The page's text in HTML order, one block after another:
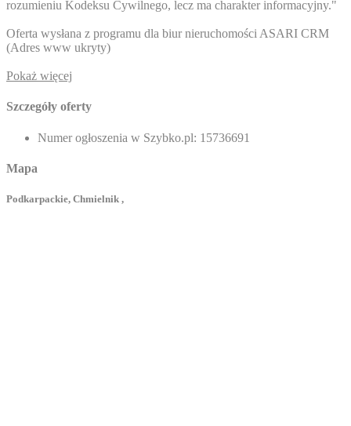
rozumieniu Kodeksu Cywilnego, lecz ma charakter informacyjny."
Oferta wysłana z programu dla biur nieruchomości ASARI CRM
(Adres www ukryty)
Pokaż więcej
Szczegóły oferty
Numer ogłoszenia w Szybko.pl: 15736691
Mapa
Podkarpackie, Chmielnik ,